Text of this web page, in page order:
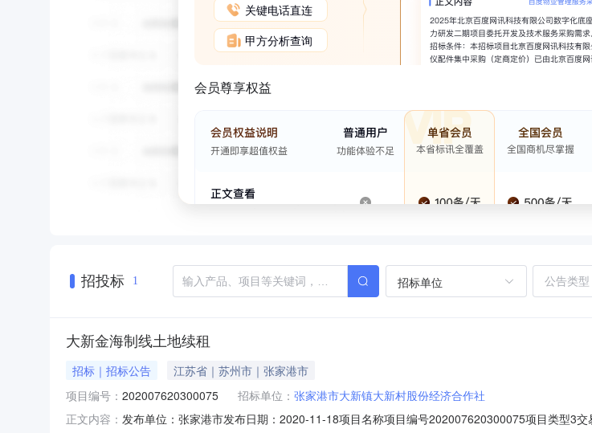
关键电话直连
甲方分析查询
会员尊享权益
招投标 1 招标单位
大新金海制线土地续租
招标｜招标公告
江苏省｜苏州市｜张家港市
项目编号： 202007620300075 招标单位： 张家港市大新镇大新村股份经济合作社
正文内容： 发布单位：张家港市发布日期：2020-11-18项目名称项目编号202007620300075项目类型3